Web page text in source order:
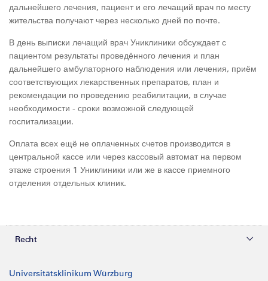
дальнейшего лечения, пациент и его лечащий врач по месту
жительства получают через несколько дней по почте.
В день выписки лечащий врач Униклиники обсуждает с
пациентом результаты проведённого лечения и план
дальнейшего амбулаторного наблюдения или лечения, приём
соответствующих лекарственных препаратов, план и
рекомендации по проведению реабилитации, в случае
необходимости - сроки возможной следующей
госпитализации.
Оплата всех ещё не оплаченных счетов производится в
центральной кассе или через кассовый автомат на первом
этаже строения 1 Униклиники или же в кассе приемного
отделения отдельных клиник.
Recht
Universitätsklinikum Würzburg